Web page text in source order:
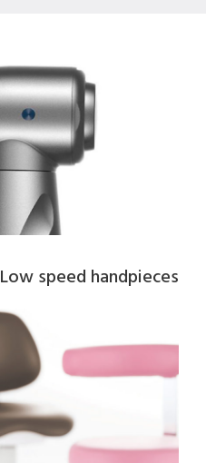
Low speed handpieces​